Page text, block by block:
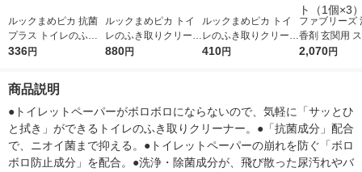
ルックまめピカ 抗菌
プラス トイレのふき
取りクリーナー 詰替1
336円
ルックまめピカ トイ
レのふき取りクリーナ
ー 詰替190ml 1セット
880円
ルックまめピカ トイ
レのふき取りクリーナ
ー 本体210ml
410円
ファブリーズ
香剤 玄関用
ト・ピオニー
2,070円
商品説明
●トイレットペーパーがボロボロにならないので、気軽に「サッとひ
と拭き」ができるトイレのふき取りクリーナー。●「抗菌成分」配合
で、ニオイ菌まで抑える。●トイレットペーパーの崩れを防ぐ「ボロ
ボロ防止成分」を配合。●洗浄・除菌成分が、飛び散った尿汚れやバ